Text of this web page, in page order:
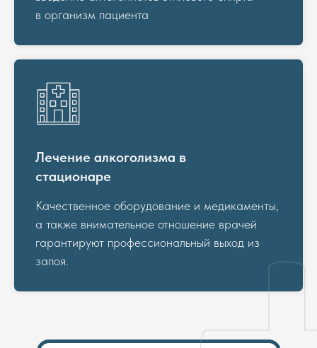
введение антагонистов этилового спирта
Лечение алкоголизма в
стационаре
Качественное оборудование и медикаменты,
а также внимательное отношение врачей
гарантируют профессиональный выход из